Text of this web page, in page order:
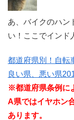
あ、バイクのハ
い！ここでインド
都道府県別！自転
良い県、悪い県
※都道府県条例に
A県ではイヤホン
あります。